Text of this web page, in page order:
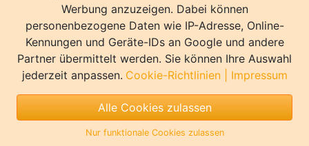
14164 Bewertungen
Copyright Impressum
Copyright by InterDomizil | Design by EvR Willmroth
Werbung anzuzeigen. Dabei können
personenbezogene Daten wie IP-Adresse, Online-
Kennungen und Geräte-IDs an Google und andere
Partner übermittelt werden. Sie können Ihre Auswahl
jederzeit anpassen. Cookie-Richtlinien| Impressum
Alle Cookies zulassen
Nur funktionale Cookies zulassen